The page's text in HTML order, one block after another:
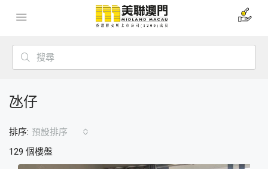
氹仔
129 個樓盤
排序: 預設排序